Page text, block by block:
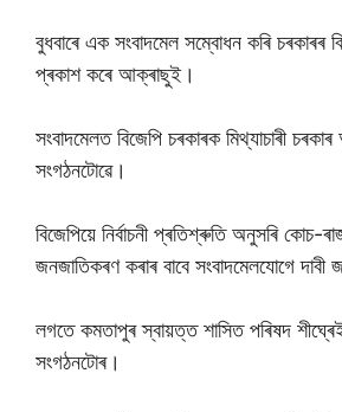
বুধবাৰে এক সংবাদমেল সম্বোধন কৰি চৰকাৰৰ
প্ৰকাশ কৰে আক্ৰাছুই।
সংবাদমেলত বিজেপি চৰকাৰক মিথ্যাচাৰী
সংগঠনটোৱে।
বিজেপিয়ে নিৰ্বাচনী প্ৰতিশ্ৰুতি অনুসৰি কোচ-
জনজাতিকৰণ কৰাৰ বাবে সংবাদমেলযোগে
লগতে কমতাপুৰ স্বায়ত্ত শাসিত পৰিষদ শীঘ্ৰেই
সংগঠনটোৰ।